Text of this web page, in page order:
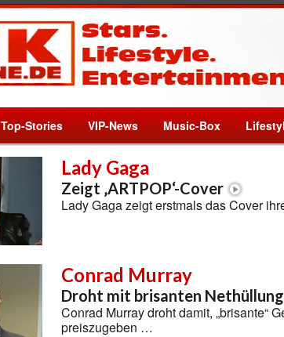
Top-Stories VIP-News Music-Box
Lady Gaga
Zeigt ‚ARTPOP‘-Cover
Lady Gaga zeigt erstmals das Cover
Conrad Murray
Droht mit brisanten
Conrad Murray droht damit, „brisante“
preiszugeben …